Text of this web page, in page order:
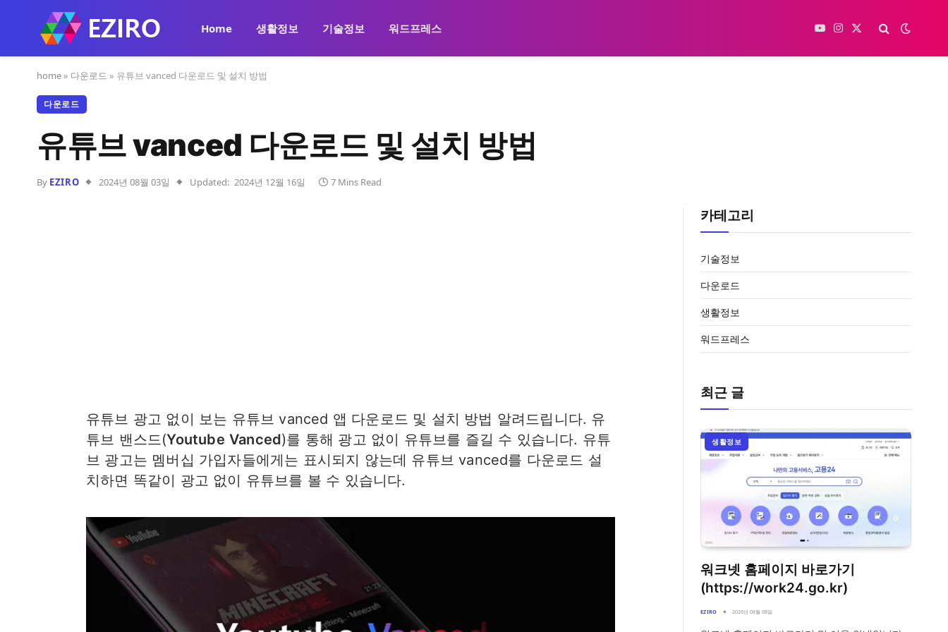
Home 생활정보 기술정보 워드프레스 YouTubeInstagram
X
home » 다운로드 » 유튜브 vanced 다운로드 및 설치 방법
다운로드
유튜브 vanced 다운로드 및 설치 방법
By EZIRO 2024년 08월 03일 Updated: 2024년 12월 16일 7 Mins Read
유튜브 광고 없이 보는 유튜브 vanced 앱 다운로드 및 설치 방법 알려드립니다. 유
튜브 밴스드(Youtube Vanced)를 통해 광고 없이 유튜브를 즐길 수 있습니다. 유튜
브 광고는 멤버십 가입자들에게는 표시되지 않는데 유튜브 vanced를 다운로드 설
치하면 똑같이 광고 없이 유튜브를 볼 수 있습니다.
카테고리
기술정보
다운로드
생활정보
워드프레스
최근 글
생활정보
워크넷 홈페이지 바로가기
(https://work24.go.kr)
EZIRO 2026년 08월 08일